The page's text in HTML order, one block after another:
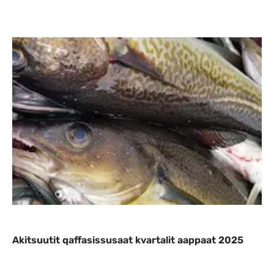
Akitsuutit qaffasissusaat kvartalit
Akitsuutit qaffasissusaat kvartalit aappaat 2025